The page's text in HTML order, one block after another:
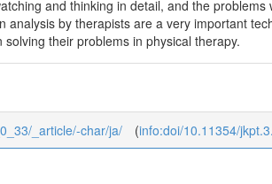
and thinking in detail, and the
analysis by therapists are a very important
their problems in physical therapy.
_article/-char/ja/ (info:doi/10.11354/